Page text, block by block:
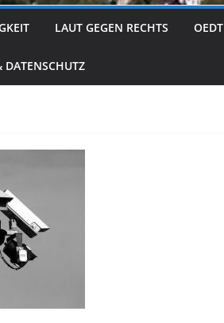
LAUT GEGEN RECHTS OEDT
DATENSCHUTZ